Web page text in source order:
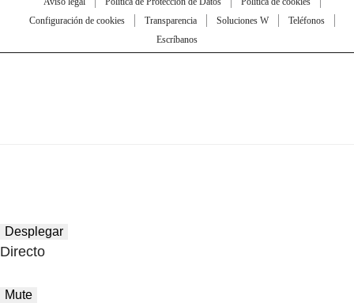
Configuración de cookies
Transparencia Soluciones W
Teléfonos
Escríbanos
Desplegar
Directo
Mute